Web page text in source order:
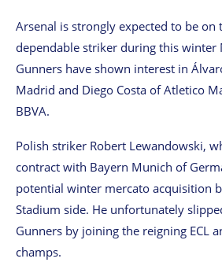
Arsenal is strongly expected to be on
dependable striker during this winter
Gunners have shown interest in
Madrid and Diego Costa of Atletico
BBVA.
Polish striker Robert Lewandowski,
contract with Bayern Munich of
potential winter mercato acquisition
Stadium side. He unfortunately
Gunners by joining the reigning ECL
champs.